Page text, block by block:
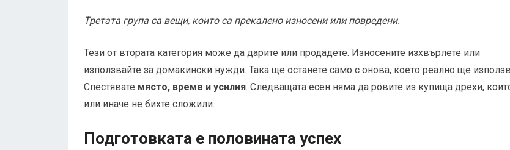
Третата група са вещи, които са прекалено износени или повредени.
Тези от втората категория може да дарите или продадете. Износените изхвърлете или
използвайте за домакински нужди. Така ще останете само с онова, което реално ще
Спестявате място, време и усилия. Следващата есен няма да ровите из купища дрехи,
или иначе не бихте сложили.
Подготовката е половината успех